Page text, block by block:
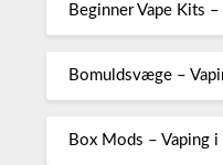
Beginner Vape Kits
Bomuldsvæge –
Box Mods – Vaping i